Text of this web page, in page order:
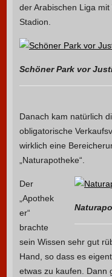
der Arabischen Liga
Stadion.
Schöner Park vor
Danach kam natürlich
obligatorische
wirklich eine
„Naturapotheke“.
Der
„Apothek
er“
brachte
sein Wissen sehr gut
Hand, so dass es
etwas zu kaufen. Dann